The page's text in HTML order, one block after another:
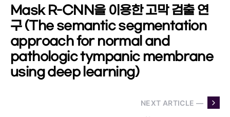
Mask R-CNN을 이용한 고막 검출 연
구 (The semantic segmentation
approach for normal and
pathologic tympanic membrane
using deep learning)
NEXT ARTICLE —